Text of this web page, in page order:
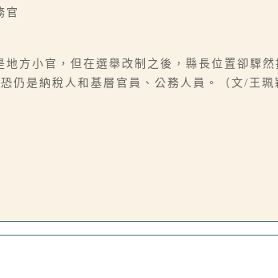
官
方小官，但在選舉改制之後，縣長位置卻驟
仍是納稅人和基層官員、公務人員。（文/王珮